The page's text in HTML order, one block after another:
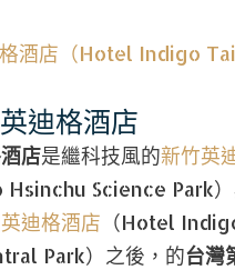
迪格酒店
店是繼科技風的新竹英
Hsinchu Science Park）
迪格酒店 （Hotel
Park）之後，的台灣